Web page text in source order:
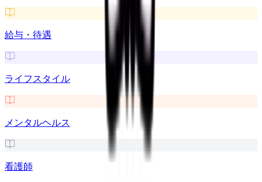
給与・待遇
ライフスタイル
メンタルヘルス
看護師